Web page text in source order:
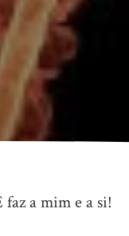
a mim e a si!